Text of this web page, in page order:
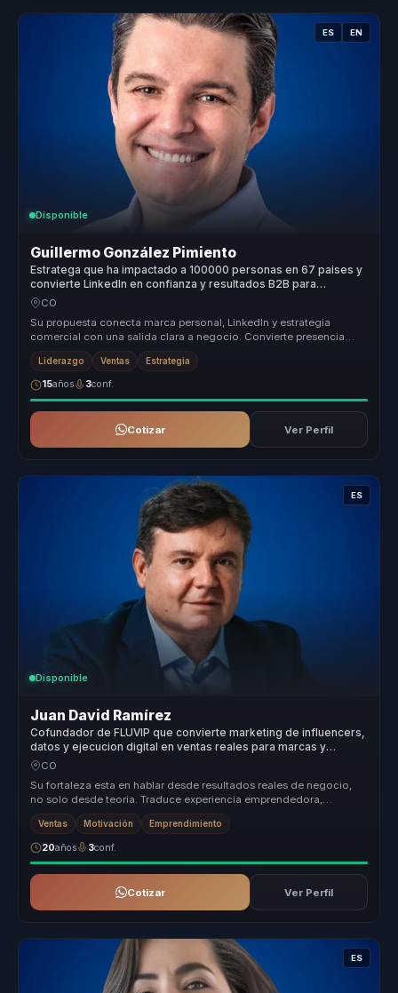
ES EN
Disponible
Guillermo González Pimiento
Estratega que ha impactado a 100000 personas en 67 paises y
convierte LinkedIn en confianza y resultados B2B para
empresas.
CO
Su propuesta conecta marca personal, LinkedIn y estrategia
comercial con una salida clara a negocio. Convierte presencia
digital y confia...
Liderazgo Ventas Estrategia
15años 3conf.
Cotizar Ver Perfil
ES
Disponible
Juan David Ramírez
Cofundador de FLUVIP que convierte marketing de influencers,
datos y ejecucion digital en ventas reales para marcas y
equipos.
CO
Su fortaleza esta en hablar desde resultados reales de negocio,
no solo desde teoria. Traduce experiencia emprendedora,
marketing y tecno...
Ventas Motivación Emprendimiento
20años 3conf.
Cotizar Ver Perfil
ES